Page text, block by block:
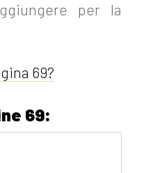
per la
69?
69: